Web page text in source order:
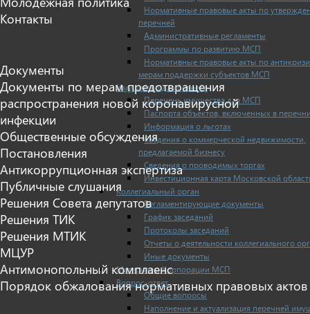
Нормативные правовые акты по
перечней
Административные регламенты
Программы по развитию МСП
Нормативные правовые акты по
мерам поддержки субъектов МСП
Имущество для бизнеса
Перечень имущества для МСП
Паспорта объектов, включенных в
Информация о льготах
Сведения о коммерческой недвижимости,
предлагаемой бизнесу
Сведения о проводимых торгах
Инвестиционная карта Московской
Коллегиальный орган
Регламентирующие документы
График заседаний
Протоколы заседаний
Отчеты о деятельности коллегиального
Иные документы
Материалы Корпорации МСП
Вопрос-ответ
Общие вопросы
Наполнение и актуализация перечней
Контакты
Документы
Документы по мерам предотвращения
распространения новой коронавирусной
инфекции
Общественные обсуждения
Постановления
Антикоррупционная экспертиза
Публичные слушания
Решения Совета депутатов
Решения ТИК
Решения МТИК
МЦУР
Антимонопольный комплаенс
Порядок обжалования нормативных правовых актов